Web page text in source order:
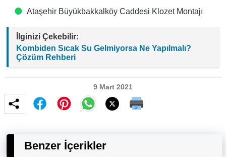
Ataşehir Büyükbakkalköy Caddesi Klozet Montajı
İlginizi Çekebilir:
Kombiden Sıcak Su Gelmiyorsa Ne Yapılmalı?
Çözüm Rehberi
9 Mart 2021
Benzer İçerikler